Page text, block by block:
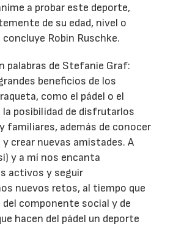
a probar este deporte,
de su edad, nivel o
concluye Robin Ruschke.
palabras de Stefanie Graf:
beneficios de los
como el pádel o el
la posibilidad de disfrutarlos
familiares, además de conocer
crear nuevas amistades. A
y a mí nos encanta
activos y seguir
nuevos retos, al tiempo que
componente social y de
hacen del pádel un deporte